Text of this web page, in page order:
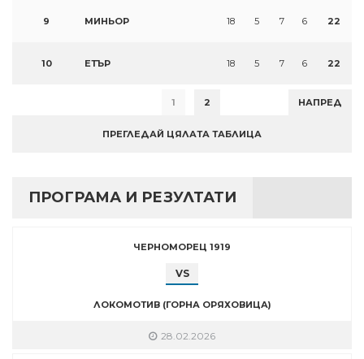
9 МИНЬОР 18 5 7 6 22
10 ЕТЪР 18 5 7 6 22
1 2 НАПРЕД
ПРЕГЛЕДАЙ ЦЯЛАТА ТАБЛИЦА
ПРОГРАМА И РЕЗУЛТАТИ
ЧЕРНОМОРЕЦ 1919
VS
ЛОКОМОТИВ (ГОРНА ОРЯХОВИЦА)
28.02.2026